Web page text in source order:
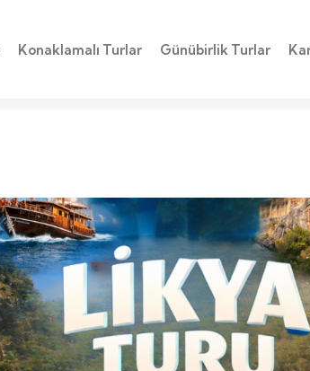
Konaklamalı Turlar Günübirlik Turlar